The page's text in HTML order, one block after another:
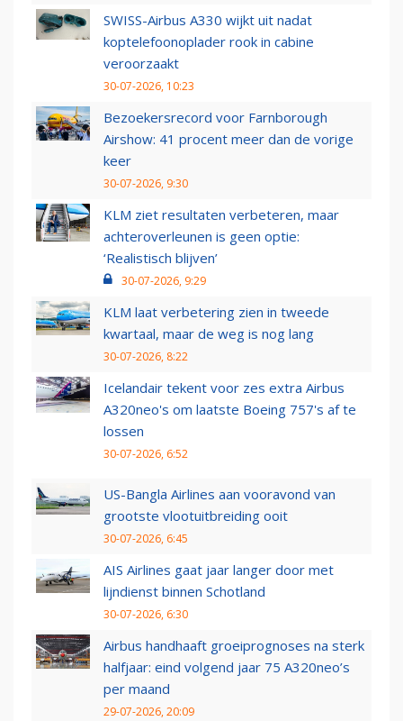
SWISS-Airbus A330 wijkt uit nadat
koptelefoonoplader rook in cabine
veroorzaakt
30-07-2026, 10:23
Bezoekersrecord voor Farnborough
Airshow: 41 procent meer dan de vorige
keer
30-07-2026, 9:30
KLM ziet resultaten verbeteren, maar
achteroverleunen is geen optie:
‘Realistisch blijven’
30-07-2026, 9:29
KLM laat verbetering zien in tweede
kwartaal, maar de weg is nog lang
30-07-2026, 8:22
Icelandair tekent voor zes extra Airbus
A320neo's om laatste Boeing 757's af te
lossen
30-07-2026, 6:52
US-Bangla Airlines aan vooravond van
grootste vlootuitbreiding ooit
30-07-2026, 6:45
AIS Airlines gaat jaar langer door met
lijndienst binnen Schotland
30-07-2026, 6:30
Airbus handhaaft groeiprognoses na sterk
halfjaar: eind volgend jaar 75 A320neo’s
per maand
29-07-2026, 20:09